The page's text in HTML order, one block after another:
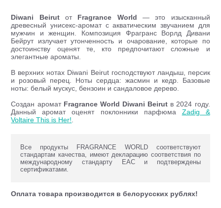
Diwani Beirutот Fragrance World — это изысканный
древесный унисекс-аромат с акватическим звучанием для
мужчин и женщин. Композиция Фрагранc Ворлд Дивани
Бейрут излучает утонченность и очарование, которые по
достоинству оценят те, кто предпочитают сложные и
элегантные ароматы.
В верхних нотах Diwani Beirut господствуют ландыш, персик
и розовый перец. Ноты сердца: жасмин и кедр. Базовые
ноты: белый мускус, бензоин и сандаловое дерево.
Создан аромат Fragrance World Diwani Beirut в 2024 году.
Данный аромат оценят поклонники парфюма Zadig &
Voltaire This is Her!
Все продукты FRAGRANCE WORLD соответствуют
стандартам качества, имеют декларацию соответствия по
международному стандарту ЕАС и подтверждены
сертификатами.
Оплата товара производится в белорусских рублях!